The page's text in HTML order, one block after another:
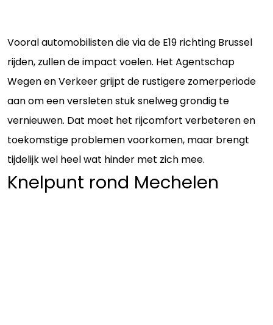
Vooral automobilisten die via de E19 richting Brussel
rijden, zullen de impact voelen. Het Agentschap
Wegen en Verkeer grijpt de rustigere zomerperiode
aan om een versleten stuk snelweg grondig te
vernieuwen. Dat moet het rijcomfort verbeteren en
toekomstige problemen voorkomen, maar brengt
tijdelijk wel heel wat hinder met zich mee.
Knelpunt rond Mechelen